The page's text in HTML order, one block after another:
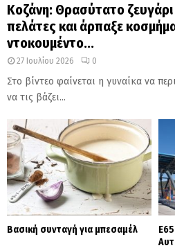
Κοζάνη: Θρασύτατο
πελάτες και άρπαξε
ντοκουμέντο...
27 Ιουλίου 2026 0
Στο βίντεο φαίνεται η γυναίκα να
να τις βάζει...
Βασική συνταγή για μπεσαμέλ